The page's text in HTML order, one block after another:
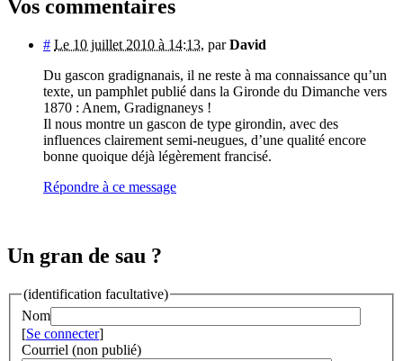
Vos commentaires
# Le 10 juillet 2010 à 14:13, parDavid
Du gascon gradignanais, il ne reste à ma connaissance qu’un
texte, un pamphlet publié dans la Gironde du Dimanche vers
1870 : Anem, Gradignaneys !
Il nous montre un gascon de type girondin, avec des
influences clairement semi-neugues, d’une qualité encore
bonne quoique déjà légèrement francisé.
Répondre à ce message
Un gran de sau ?
(identification facultative)
Nom
[Se connecter]
Courriel (non publié)